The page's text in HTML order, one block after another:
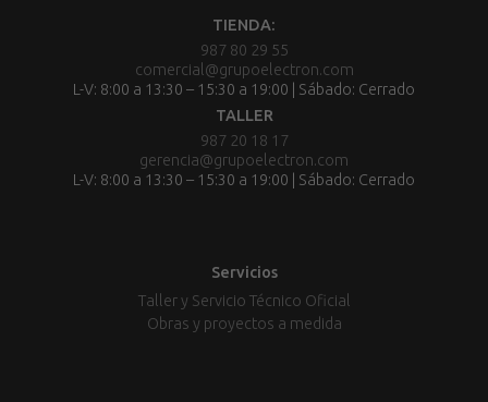
TIENDA:
987 80 29 55
comercial@grupoelectron.com
L-V: 8:00 a 13:30 – 15:30 a 19:00 | Sábado: Cerrado
TALLER
987 20 18 17
gerencia@grupoelectron.com
L-V: 8:00 a 13:30 – 15:30 a 19:00 | Sábado: Cerrado
Servicios
Taller y Servicio Técnico Oficial
Obras y proyectos a medida